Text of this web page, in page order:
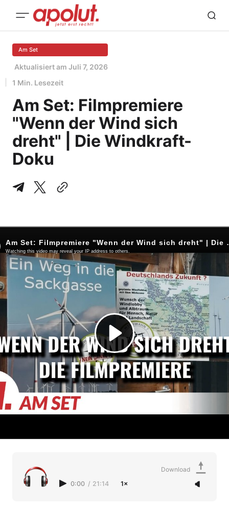
Am Set
Aktualisiert am Juli 7, 2026
1 Min. Lesezeit
Am Set: Filmpremiere
"Wenn der Wind sich
dreht" | Die Windkraft-
Doku
0:00 / 21:14 1×
Download